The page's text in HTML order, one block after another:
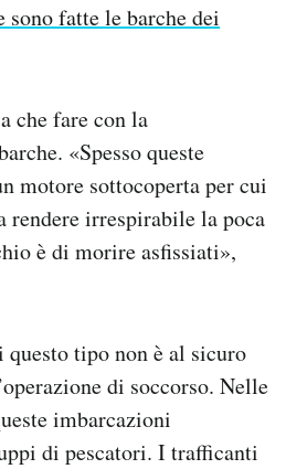
sono fatte le barche dei
che fare con la
«Spesso queste
motore sottocoperta per cui
rendere irrespirabile la poca
è di morire asfissiati»,
questo tipo non è al sicuro
di soccorso. Nelle
imbarcazioni
di pescatori. I trafficanti